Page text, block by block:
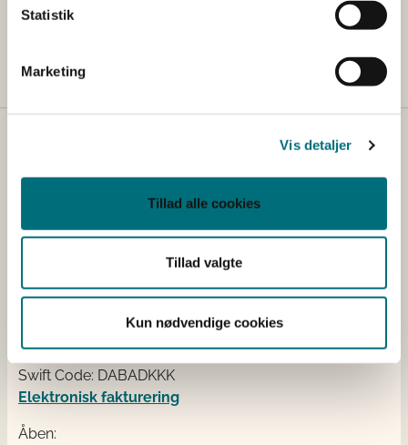
Statistik
Marketing
Vis detaljer
Tillad alle cookies
Tillad valgte
Kun nødvendige cookies
Eventuelle spørgsmål til ordningen kan rettes
Styrelsen for Grøn Arealomlægning og Vandmiljø
1780 København V
IBAN nr.: DK3302164069167470
Swift Code: DABADKKK
Elektronisk fakturering
Åben: